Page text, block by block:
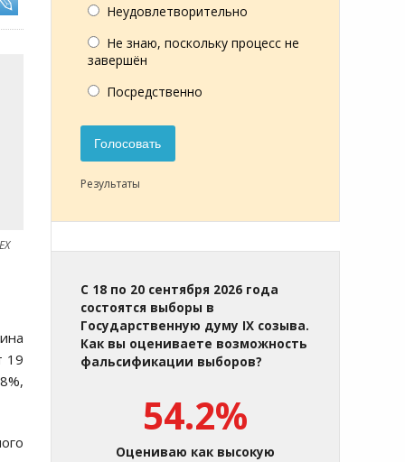
19
Неудовлетворительно
Не знаю, поскольку процесс не
завершён
Посредственно
Голосовать
Результаты
С 18 по 20 сентября 2026 года
состоятся выборы в
Государственную думу IX созыва.
Как вы оцениваете возможность
фальсификации выборов?
54.2%
Оцениваю как высокую